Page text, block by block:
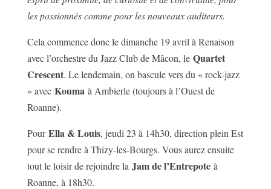
les passionnés comme pour les nouveaux auditeurs.
Cela commence donc le dimanche 19 avril à Renaison
avec l’orchestre du Jazz Club de Mâcon, le Quartet
Crescent. Le lendemain, on bascule vers du « rock-jazz
» avec Kouma à Ambierle (toujours à l’Ouest de
Roanne).
PourElla & Louis, jeudi 23 à 14h30, direction plein Est
pour se rendre à Thizy-les-Bourgs. Vous aurez ensuite
tout le loisir de rejoindre laJam de l’Entrepoteà
Roanne, à 18h30.